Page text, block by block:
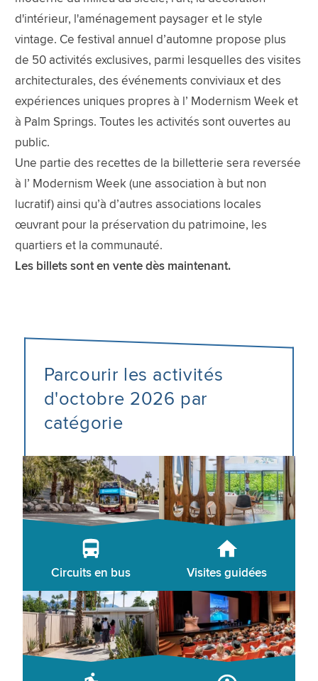
d'intérieur, l'aménagement paysager et le style
vintage. Ce festival annuel d’automne propose plus
de 50 activités exclusives, parmi lesquelles des visites
architecturales, des événements conviviaux et des
expériences uniques propres à l’ Modernism Week et
à Palm Springs. Toutes les activités sont ouvertes au
public.
Une partie des recettes de la billetterie sera reversée
à l’ Modernism Week (une association à but non
lucratif) ainsi qu’à d’autres associations locales
œuvrant pour la préservation du patrimoine, les
quartiers et la communauté.
Les billets sont en vente dès maintenant.
Parcourir les activités
d'octobre 2026 par
catégorie
Circuits en bus Visites guidées